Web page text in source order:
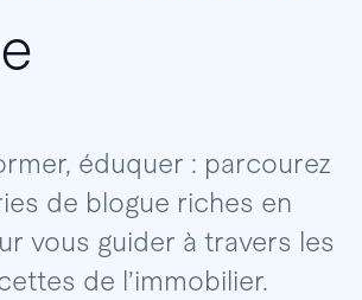
éduquer : parcourez
de blogue riches en
vous guider à travers les
de l’immobilier.